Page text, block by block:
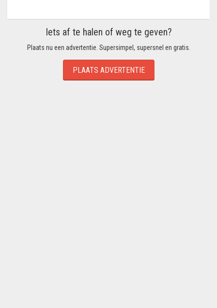
Iets af te halen of weg te geven?
Plaats nu een advertentie. Supersimpel, supersnel en gratis.
PLAATS ADVERTENTIE